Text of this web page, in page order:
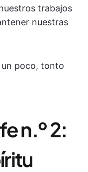
trabajos
nuestras
un poco, tonto
n.º 2: